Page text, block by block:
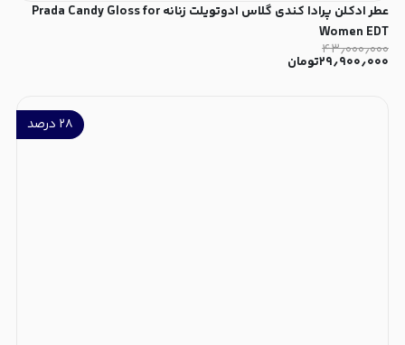
عطر ادکلن پرادا کندی گلاس ادوتویلت زنانه Prada Candy Gloss for
Women EDT
۴۳٫۰۰۰٫۰۰۰
۲۹٫۹۰۰٫۰۰۰تومان
۲۸ درصد